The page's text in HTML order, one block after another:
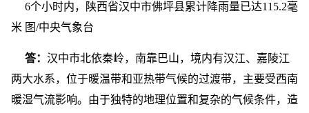
6个小时内，陕西省汉中市佛坪县累计降雨量已达115.2毫
米 图/中央气象台
答： 汉中市北依秦岭，南靠巴山，境内有汉江、嘉陵江
两大水系，位于暖温带和亚热带气候的过渡带，主要受西南
暖湿气流影响。由于独特的地理位置和复杂的气候条件，造